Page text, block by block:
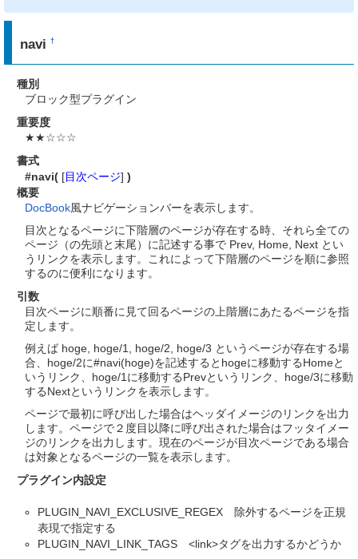
navi†
種別
ブロック型プラグイン
重要度
★★☆☆☆
書式
#navi( [目次ページ] )
概要
DocBook風ナビゲーションバーを表示します。
目次となるページに下階層のページが存在する時、それら全ての
ページ（の先頭と末尾）に記述する事で Prev, Home, Next とい
うリンクを表示します。これによって下階層のページを順に参照
するのに便利になります。
引数
目次ページに順番に見て回るページの上階層にあたるページを指
定します。
例えば hoge, hoge/1, hoge/2, hoge/3 というページが存在する場
合、hoge/2に#navi(hoge)を記述するとhogeに移動するHomeと
いうリンク、hoge/1に移動するPrevというリンク、hoge/3に移動
するNextというリンクを表示します。
ページで最初に呼び出した場合はヘッダイメージのリンクを出力
します。ページで２度目以降に呼び出された場合はフッタイメー
ジのリンクを出力します。現在のページが目次ページである場合
は対象となるページの一覧を表示します。
プラグイン内設定
PLUGIN_NAVI_EXCLUSIVE_REGEX 除外するページを正規
表現で指定する
PLUGIN_NAVI_LINK_TAGS <link>タグを出力するかどうか